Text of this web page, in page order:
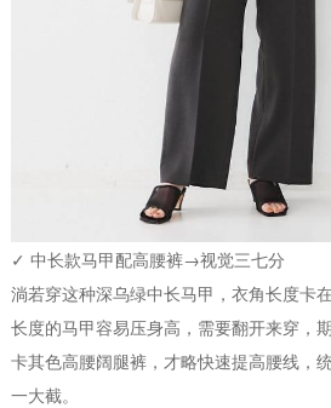
✓ 中长款马甲配高腰裤→视觉三七分
淌若穿这种深乌绿中长马甲，衣角长度卡
长度的马甲容易压身高，需要翻开来穿，
卡其色高腰阔腿裤，才略快速提高腰线，
一大截。